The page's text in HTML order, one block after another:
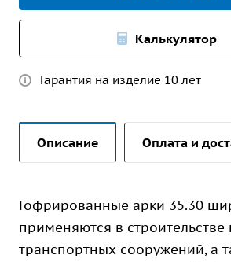
Калькулятор
Гарантия на изделие 10 лет
Описание Оплата и
Гофрированные арки 35.30
применяются в
транспортных сооружений, а